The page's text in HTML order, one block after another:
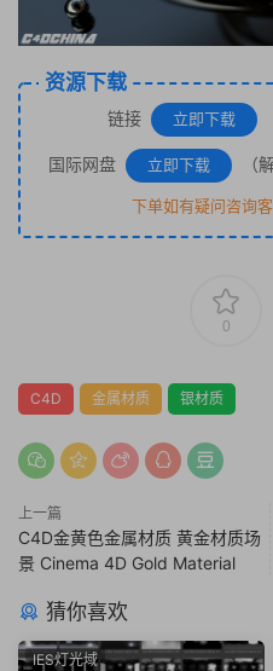
资源下载
链接 立即下载
国际网盘 立即下载 （
下单如有疑问咨询
0
C4D 金属材质 银材质
上一篇
C4D金黄色金属材质 黄金材质场
景 Cinema 4D Gold Material
猜你喜欢
IES灯光域